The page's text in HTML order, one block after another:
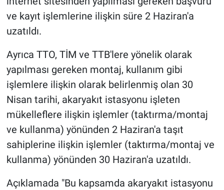
ve kayıt işlemlerine ilişkin süre 2 Haziran'a
uzatıldı.
Ayrıca TTO, TİM ve TTB'lere yönelik olarak
yapılması gereken montaj, kullanım gibi
işlemlere ilişkin olarak belirlenmiş olan 30
Nisan tarihi, akaryakıt istasyonu işleten
mükelleflere ilişkin işlemler (taktırma/montaj
ve kullanma) yönünden 2 Haziran'a taşıt
sahiplerine ilişkin işlemler (taktırma/montaj ve
kullanma) yönünden 30 Haziran'a uzatıldı.
Açıklamada "Bu kapsamda akaryakıt istasyonu